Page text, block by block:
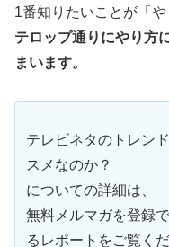
1番知りたいことが「や
テロップ通りにやり方
まいます。
テレビネタのトレン
スメなのか？
についての詳細は、
無料メルマガを登録
るレポートをご覧くだ